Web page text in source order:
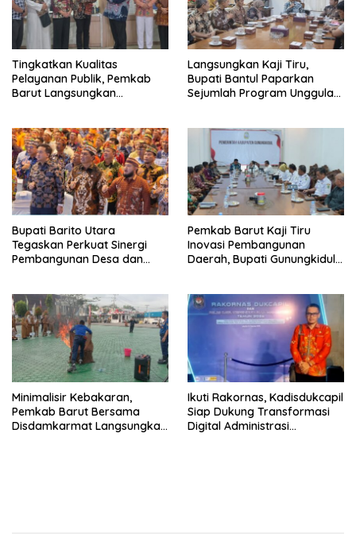
Tingkatkan Kualitas
Pelayanan Publik, Pemkab
Barut Langsungkan
Langsungkan Kaji Tiru,
Bupati Bantul Paparkan
Sejumlah Program Unggulan
Bupati Barito Utara
Tegaskan Perkuat Sinergi
Pembangunan Desa dan
Pemkab Barut Kaji Tiru
Inovasi Pembangunan
Daerah, Bupati Gunungkidul
Lokal dan Pelestarian
Lingkungan
Minimalisir Kebakaran,
Pemkab Barut Bersama
Disdamkarmat Langsungkan
Ikuti Rakornas, Kadisdukcapil
Siap Dukung Transformasi
Digital Administrasi